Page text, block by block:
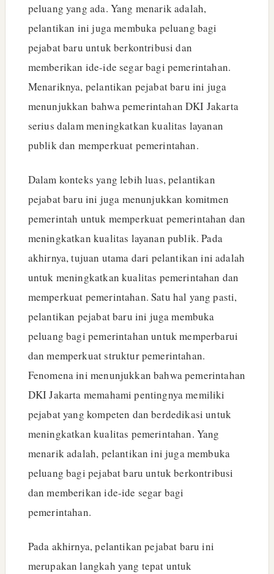
peluang yang ada. Yang menarik adalah,
pelantikan ini juga membuka peluang bagi
pejabat baru untuk berkontribusi dan
memberikan ide-ide segar bagi pemerintahan.
Menariknya, pelantikan pejabat baru ini juga
menunjukkan bahwa pemerintahan DKI Jakarta
serius dalam meningkatkan kualitas layanan
publik dan memperkuat pemerintahan.
Dalam konteks yang lebih luas, pelantikan
pejabat baru ini juga menunjukkan komitmen
pemerintah untuk memperkuat pemerintahan dan
meningkatkan kualitas layanan publik. Pada
akhirnya, tujuan utama dari pelantikan ini adalah
untuk meningkatkan kualitas pemerintahan dan
memperkuat pemerintahan. Satu hal yang pasti,
pelantikan pejabat baru ini juga membuka
peluang bagi pemerintahan untuk memperbarui
dan memperkuat struktur pemerintahan.
Fenomena ini menunjukkan bahwa pemerintahan
DKI Jakarta memahami pentingnya memiliki
pejabat yang kompeten dan berdedikasi untuk
meningkatkan kualitas pemerintahan. Yang
menarik adalah, pelantikan ini juga membuka
peluang bagi pejabat baru untuk berkontribusi
dan memberikan ide-ide segar bagi
pemerintahan.
Pada akhirnya, pelantikan pejabat baru ini
merupakan langkah yang tepat untuk